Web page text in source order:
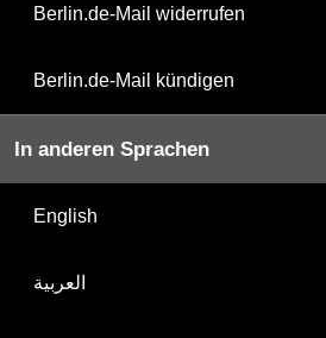
Berlin.de-Mail widerrufen
Berlin.de-Mail kündigen
In anderen Sprachen
English
العربية